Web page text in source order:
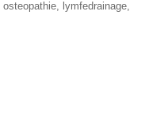
lymfedrainage,